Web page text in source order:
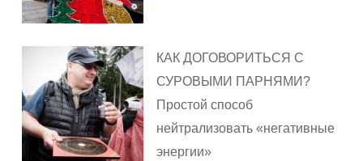
КАК ДОГОВОРИТЬСЯ С
СУРОВЫМИ ПАРНЯМИ?
Простой способ
нейтрализовать «негативные
энергии»